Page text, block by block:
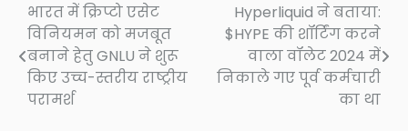
Post
navigation
भारत में क्रिप्टो एसेट
विनियमन को मजबूत
बनाने हेतु GNLU ने शुरू
किए उच्च-स्तरीय राष्ट्रीय
परामर्श
Hyperliquid ने बताया:
$HYPE की शॉर्टिंग करने
वाला वॉलेट 2024 में
निकाले गए पूर्व कर्मचारी
का था